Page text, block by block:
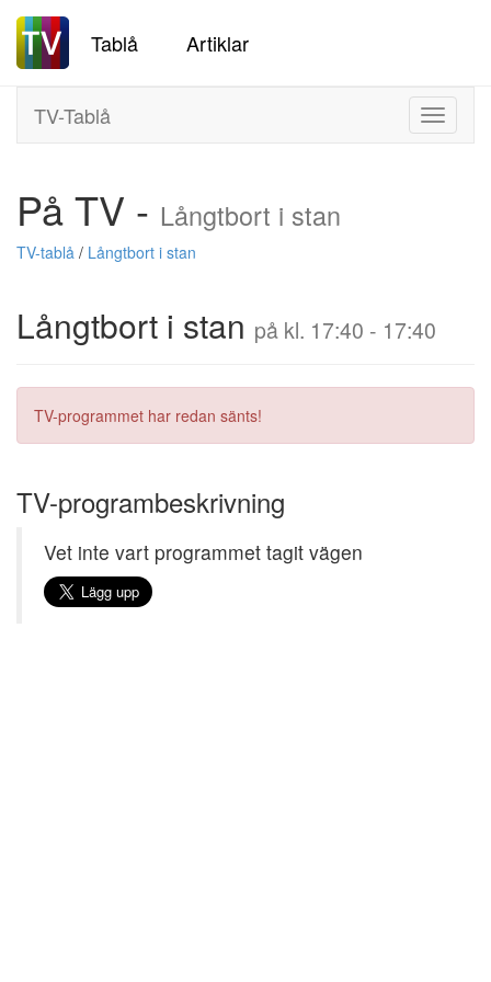
Tablå Artiklar
Toggle
TV-Tablå
På TV - Långtbort i stan
TV-tablå / Långtbort i stan
Långtbort i stan på kl. 17:40 - 17:40
TV-programmet har redan sänts!
TV-programbeskrivning
Vet inte vart programmet tagit vägen